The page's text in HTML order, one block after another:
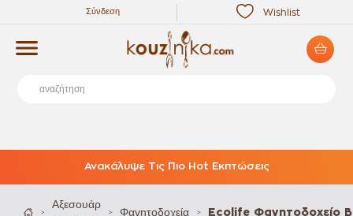
Wishlist
Σύνδεση
Ανακάλυψε Τις Πιο Hot Εκπτώσεις
>
Αξεσουάρ
> Φαγητοδοχεία > Ecolife Φαγητοδοχείο